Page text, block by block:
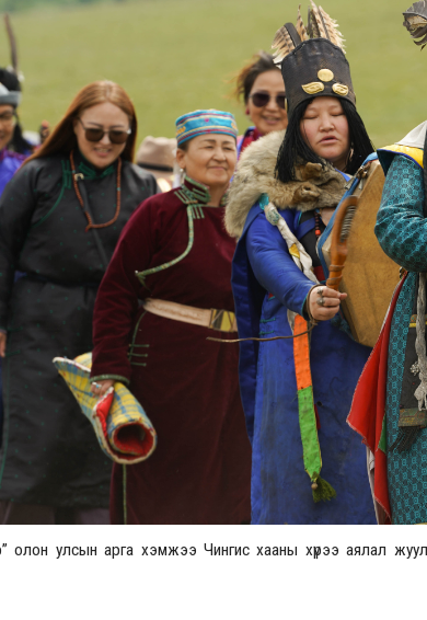
олон улсын арга хэмжээ Чингис хааны хүрээ аялал